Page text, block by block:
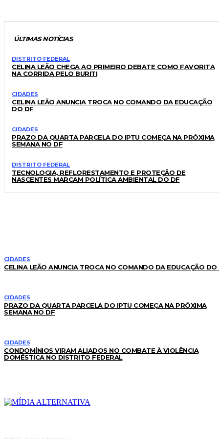
ÚLTIMAS NOTÍCIAS
DISTRITO FEDERAL
CELINA LEÃO CHEGA AO PRIMEIRO DEBATE COMO FAVORITA
NA CORRIDA PELO BURITI
CIDADES
CELINA LEÃO ANUNCIA TROCA NO COMANDO DA EDUCAÇÃO
DO DF
CIDADES
PRAZO DA QUARTA PARCELA DO IPTU COMEÇA NA PRÓXIMA
SEMANA NO DF
DISTRITO FEDERAL
TECNOLOGIA, REFLORESTAMENTO E PROTEÇÃO DE
NASCENTES MARCAM POLÍTICA AMBIENTAL DO DF
CIDADES
CELINA LEÃO ANUNCIA TROCA NO COMANDO DA EDUCAÇÃO DO
CIDADES
PRAZO DA QUARTA PARCELA DO IPTU COMEÇA NA PRÓXIMA
SEMANA NO DF
CIDADES
CONDOMÍNIOS VIRAM ALIADOS NO COMBATE À VIOLÊNCIA
DOMÉSTICA NO DISTRITO FEDERAL